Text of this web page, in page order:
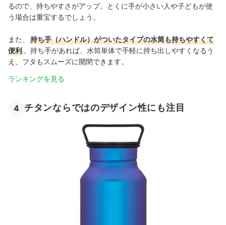
るので、持ちやすさがアップ。とくに手が小さい人や子どもが使
う場合は重宝するでしょう。
また、
持ち手（ハンドル）がついたタイプの水筒も持ちやすくて
便利 。持ち手があれば、水筒単体で手軽に持ち出しやすくなるう
え、フタもスムーズに開閉できます。
ランキングを見る
4 チタンならではのデザイン性にも注目